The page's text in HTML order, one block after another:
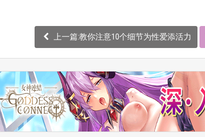
上一篇:教你注意10个细节为性爱添活力